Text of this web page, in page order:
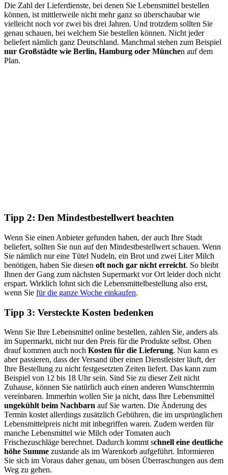
Die Zahl der Lieferdienste, bei denen Sie Lebensmittel bestellen
können, ist mittlerweile nicht mehr ganz so überschaubar wie
vielleicht noch vor zwei bis drei Jahren. Und trotzdem sollten Sie
genau schauen, bei welchem Sie bestellen können. Nicht jeder
beliefert nämlich ganz Deutschland. Manchmal stehen zum Beispiel
nur Großstädte wie Berlin, Hamburg oder München auf dem
Plan.
Tipp 2: Den Mindestbestellwert beachten
Wenn Sie einen Anbieter gefunden haben, der auch Ihre Stadt
beliefert, sollten Sie nun auf den Mindestbestellwert schauen. Wenn
Sie nämlich nur eine Tütel Nudeln, ein Brot und zwei Liter Milch
benötigen, haben Sie diesen oft noch gar nicht erreicht. So bleibt
Ihnen der Gang zum nächsten Supermarkt vor Ort leider doch nicht
erspart. Wirklich lohnt sich die Lebensmittelbestellung also erst,
wenn Sie für die ganze Woche einkaufen.
Tipp 3: Versteckte Kosten bedenken
Wenn Sie Ihre Lebensmittel online bestellen, zahlen Sie, anders als
im Supermarkt, nicht nur den Preis für die Produkte selbst. Oben
drauf kommen auch noch Kosten für die Lieferung. Nun kann es
aber passieren, dass der Versand über einen Dienstleister läuft, der
Ihre Bestellung zu nicht festgesetzten Zeiten liefert. Das kann zum
Beispiel von 12 bis 18 Uhr sein. Sind Sie zu dieser Zeit nicht
Zuhause, können Sie natürlich auch einen anderen Wunschtermin
vereinbaren. Immerhin wollen Sie ja nicht, dass Ihre Lebensmittel
ungekühlt beim Nachbarn auf Sie warten. Die Änderung des
Termin kostet allerdings zusätzlich Gebühren, die im ursprünglichen
Lebensmittelpreis nicht mit inbegriffen waren. Zudem werden für
manche Lebensmittel wie Milch oder Tomaten auch
Frischezuschläge berechnet. Dadurch kommt schnell eine deutliche
höhe Summe zustande als im Warenkorb aufgeführt. Informieren
Sie sich im Voraus daher genau, um bösen Überraschungen aus dem
Weg zu gehen.